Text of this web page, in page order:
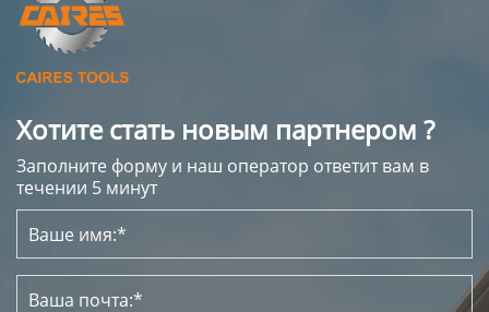
Хотите стать новым партнером ?
Заполните форму и наш оператор ответит вам в
течении 5 минут